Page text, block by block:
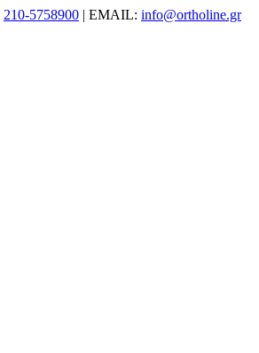
210-5758900 | EMAIL: info@ortholine.gr